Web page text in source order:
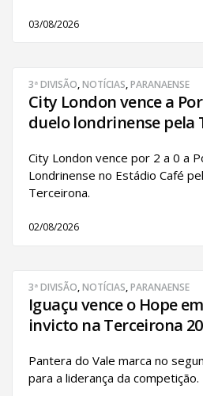
03/08/2026
3ª DIVISÃO,NOTÍCIAS,PARANAENSE
City London vence a
duelo londrinense pela
City London vence por 2 a 0 a
Londrinense no Estádio Café
Terceirona.
02/08/2026
3ª DIVISÃO,NOTÍCIAS,PARANAENSE
Iguaçu vence o Hope
invicto na Terceirona
Pantera do Vale marca no
para a liderança da competição.